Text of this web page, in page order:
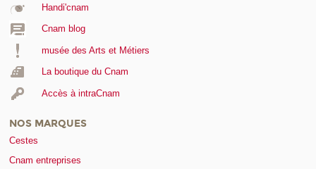
Handi'cnam
Cnam blog
musée des Arts et Métiers
La boutique du Cnam
Accès à intraCnam
NOS MARQUES
Cestes
Cnam entreprises